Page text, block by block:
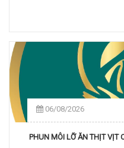
06/08/2026
PHUN MÔI LỠ ĂN THỊT VỊT